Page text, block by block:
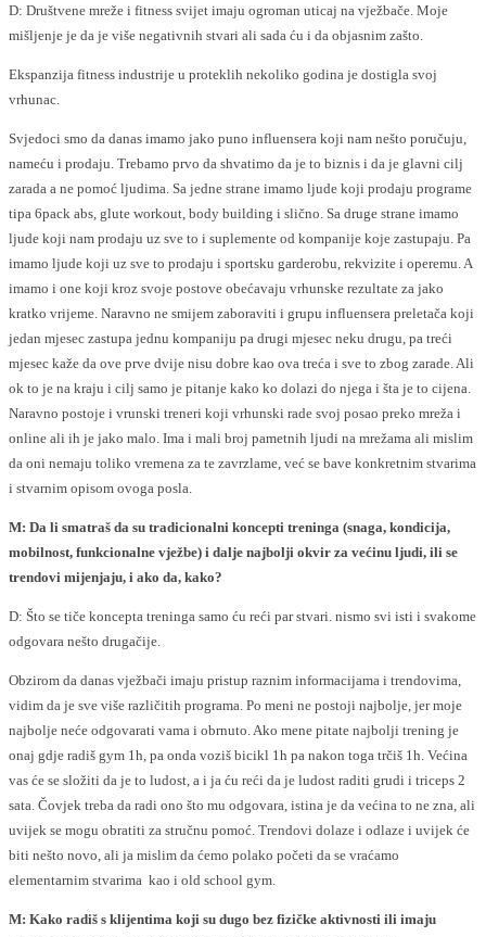
D: Društvene mreže i fitness svijet imaju ogroman uticaj na vježbače. Moje
mišljenje je da je više negativnih stvari ali sada ću i da objasnim zašto.
Ekspanzija fitness industrije u proteklih nekoliko godina je dostigla svoj
vrhunac.
Svjedoci smo da danas imamo jako puno influensera koji nam nešto poručuju,
nameću i prodaju. Trebamo prvo da shvatimo da je to biznis i da je glavni cilj
zarada a ne pomoć ljudima. Sa jedne strane imamo ljude koji prodaju programe
tipa 6pack abs, glute workout, body building i slično. Sa druge strane imamo
ljude koji nam prodaju uz sve to i suplemente od kompanije koje zastupaju. Pa
imamo ljude koji uz sve to prodaju i sportsku garderobu, rekvizite i operemu. A
imamo i one koji kroz svoje postove obećavaju vrhunske rezultate za jako
kratko vrijeme. Naravno ne smijem zaboraviti i grupu influensera preletača koji
jedan mjesec zastupa jednu kompaniju pa drugi mjesec neku drugu, pa treći
mjesec kaže da ove prve dvije nisu dobre kao ova treća i sve to zbog zarade. Ali
ok to je na kraju i cilj samo je pitanje kako ko dolazi do njega i šta je to cijena.
Naravno postoje i vrunski treneri koji vrhunski rade svoj posao preko mreža i
online ali ih je jako malo. Ima i mali broj pametnih ljudi na mrežama ali mislim
da oni nemaju toliko vremena za te zavrzlame, već se bave konkretnim stvarima
i stvarnim opisom ovoga posla.
M: Da li smatraš da su tradicionalni koncepti treninga (snaga, kondicija,
mobilnost, funkcionalne vježbe) i dalje najbolji okvir za većinu ljudi, ili se
trendovi mijenjaju, i ako da, kako?
D: Što se tiče koncepta treninga samo ću reći par stvari. nismo svi isti i svakome
odgovara nešto drugačije.
Obzirom da danas vježbači imaju pristup raznim informacijama i trendovima,
vidim da je sve više različitih programa. Po meni ne postoji najbolje, jer moje
najbolje neće odgovarati vama i obrnuto. Ako mene pitate najbolji trening je
onaj gdje radiš gym 1h, pa onda voziš bicikl 1h pa nakon toga trčiš 1h. Većina
vas će se složiti da je to ludost, a i ja ću reći da je ludost raditi grudi i triceps 2
sata. Čovjek treba da radi ono što mu odgovara, istina je da većina to ne zna, ali
uvijek se mogu obratiti za stručnu pomoć. Trendovi dolaze i odlaze i uvijek će
biti nešto novo, ali ja mislim da ćemo polako početi da se vraćamo
elementarnim stvarima kao i old school gym.
M: Kako radiš s klijentima koji su dugo bez fizičke aktivnosti ili imaju